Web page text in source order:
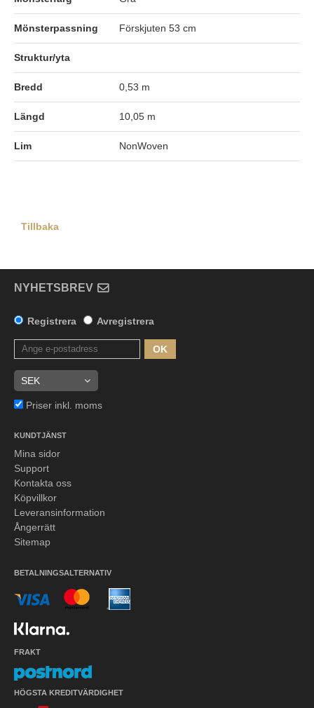
Mönsterpassning Förskjuten 53 cm
Struktur/yta
Bredd 0,53 m
Längd 10,05 m
Lim NonWoven
Tillbaka
NYHETSBREV
Registrera Avregistrera
OK
Priser inkl. moms
KUNDTJÄNST
Mina sidor
Support
Kontakta oss
Köpvillkor
Leveransinformation
Ångerrätt
Sitemap
BETALNINGSALTERNATIV
FRAKT
HÖGSTA KREDITVÄRDIGHET